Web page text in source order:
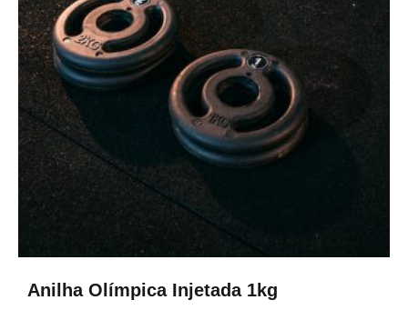
Anilha Olímpica Injetada 1kg